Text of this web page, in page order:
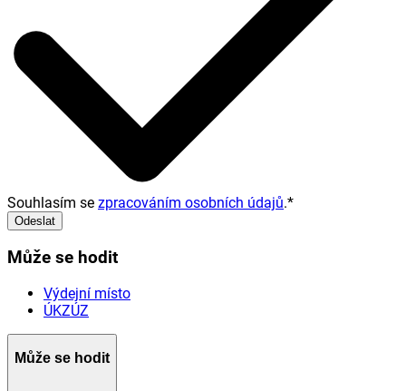
Souhlasím se zpracováním osobních údajů.*
Odeslat
Může se hodit
Výdejní místo
ÚKZÚZ
Může se hodit